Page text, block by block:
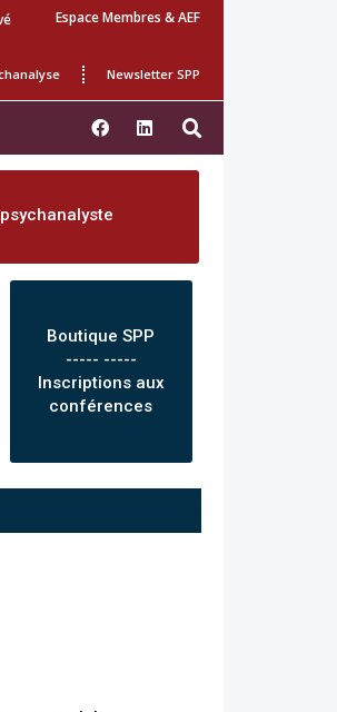
Espace Membres & AEF
Newsletter SPP
Boutique SPP
----- -----
Inscriptions aux
conférences